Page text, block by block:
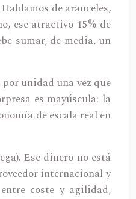
de aranceles,
ese atractivo 15% de
sumar, de media, un
unidad una vez que
es mayúscula: la
de escala real en
Ese dinero no está
internacional y
coste y agilidad,